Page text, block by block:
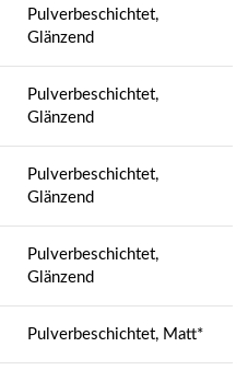
Pulverbeschichtet,
Glänzend
Pulverbeschichtet,
Glänzend
Pulverbeschichtet,
Glänzend
Pulverbeschichtet,
Glänzend
Pulverbeschichtet, Matt*